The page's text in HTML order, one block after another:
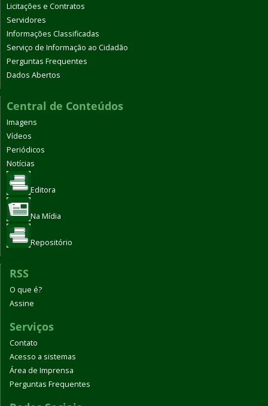
Licitações e Contratos
Servidores
Informações Classificadas
Serviço de Informação ao Cidadão
Perguntas Frequentes
Dados Abertos
Central de Conteúdos
Imagens
Vídeos
Periódicos
Notícias
Editora
Na Mídia
Repositório
RSS
O que é?
Assine
Serviços
Contato
Acesso a sistemas
Área de Imprensa
Perguntas Frequentes